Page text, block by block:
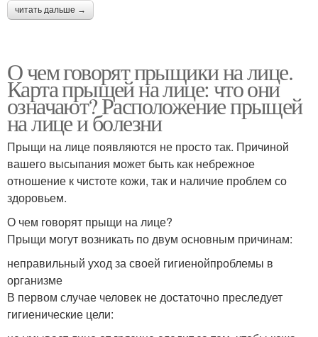
читать дальше →
О чем говорят прыщики на лице.
Карта прыщей на лице: что они
означают? Расположение прыщей
на лице и болезни
Прыщи на лице появляются не просто так. Причиной
вашего высыпания может быть как небрежное
отношение к чистоте кожи, так и наличие проблем со
здоровьем.
О чем говорят прыщи на лице?
Прыщи могут возникать по двум основным причинам:
неправильный уход за своей гигиенойпроблемы в
организме
В первом случае человек не достаточно преследует
гигиенические цели: